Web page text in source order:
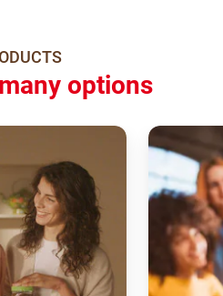
options